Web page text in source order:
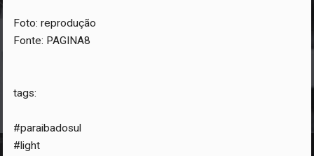
Foto: reprodução
Fonte: PAGINA8
tags:
#paraibadosul
#light